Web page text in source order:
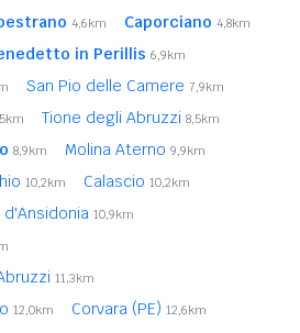
4,6km Caporciano 4,8km
in Perillis 6,9km
San Pio delle Camere 7,9km
Tione degli Abruzzi 8,5km
8,9km Molina Aterno 9,9km
10,2km Calascio 10,2km
d'Ansidonia 10,9km
11,3km
12,0km Corvara (PE) 12,6km